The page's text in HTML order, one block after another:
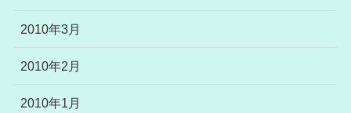
2010年3月
2010年2月
2010年1月